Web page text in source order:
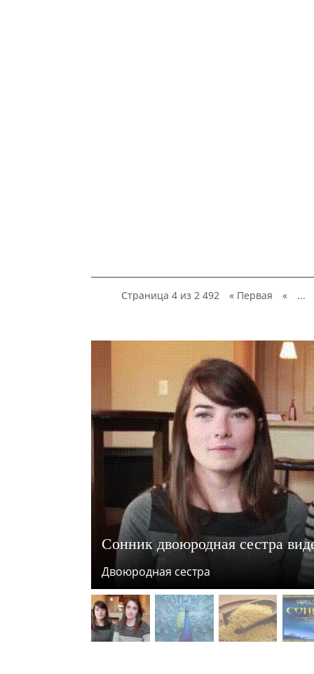
Страница 4 из 2 492 « Первая « ...
Сонник двоюродная сестра видеть
Двоюродная сестра